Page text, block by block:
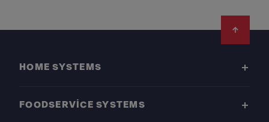
HOME SYSTEMS
FOODSERVICE SYSTEMS